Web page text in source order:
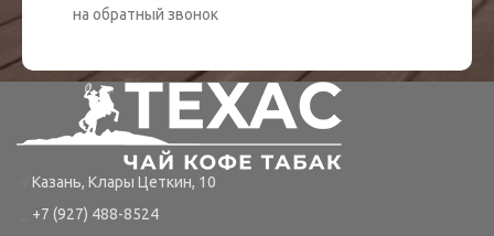
на обратный звонок
Казань, Клары Цеткин, 10
+7 (927) 488-8524